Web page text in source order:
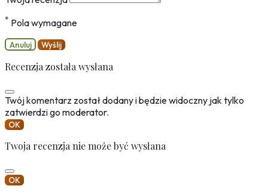
* Pola wymagane
Anuluj Wyślij
Recenzja została wysłana
Twój komentarz został dodany i będzie widoczny jak tylko
zatwierdzi go moderator.
OK
Twoja recenzja nie może być wysłana
OK